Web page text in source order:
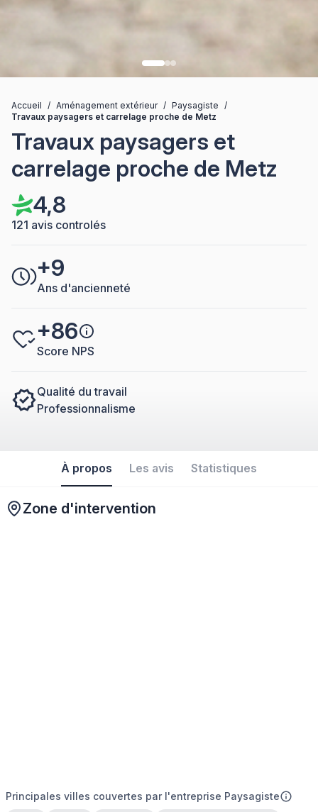
Accueil / Aménagement extérieur / Paysagiste /
Travaux paysagers et carrelage proche de Metz
Travaux paysagers et
carrelage proche de Metz
4,8
121 avis controlés
+9
Ans d'ancienneté
+86
Score NPS
Qualité du travail
Professionnalisme
À propos Les avis Statistiques
Zone d'intervention
Principales villes couvertes par l'entreprise Paysagiste